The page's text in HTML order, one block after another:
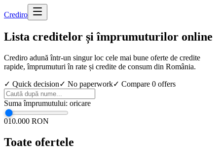
Crediro
Lista creditelor și împrumuturilor online
Crediro adună într-un singur loc cele mai bune oferte de credite
rapide, împrumuturi în rate și credite de consum din România.
✓ Quick decision✓ No paperwork✓ Compare 0 offers
Suma împrumutului: oricare
010.000 RON
Toate ofertele